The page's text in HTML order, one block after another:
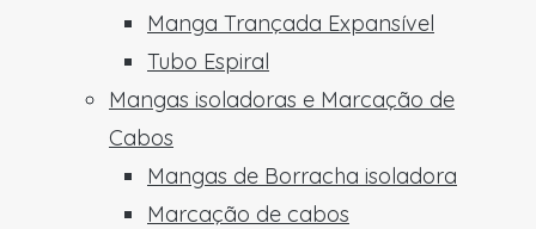
Manga Trançada Expansível
Tubo Espiral
Mangas isoladoras e Marcação de
Cabos
Mangas de Borracha isoladora
Marcação de cabos